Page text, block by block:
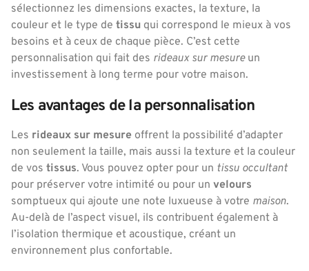
sélectionnez les dimensions exactes, la texture, la
couleur et le type de tissu qui correspond le mieux à vos
besoins et à ceux de chaque pièce. C’est cette
personnalisation qui fait des rideaux sur mesureun
investissement à long terme pour votre maison.
Les avantages de la personnalisation
Les rideaux sur mesure offrent la possibilité d’adapter
non seulement la taille, mais aussi la texture et la couleur
de vos tissus. Vous pouvez opter pour un tissu occultant
pour préserver votre intimité ou pour un velours
somptueux qui ajoute une note luxueuse à votre maison.
Au-delà de l’aspect visuel, ils contribuent également à
l’isolation thermique et acoustique, créant un
environnement plus confortable.